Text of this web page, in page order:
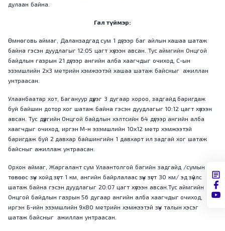
дулаан байна.
Гал түймэр:
Өмнөговь аймаг, Даланзадгад сум 1 дүгээр баг айлын хашаа шатаж
байна гэсэн дуудлагыг 12:05 цагт хүлээн авсан. Тус аймгийн Онцгой
байдлын газрын 21 дүгээр ангийн алба хаагчдыг очиход, С-ын
эзэмшлийн 2x3 метрийн хэмжээтэй хашаа шатаж байсныг ажиллан
унтраасан.
Улаанбаатар хот, Багануур дүүрэг 3 дугаар хороо, задгайд баригдаж
буй байшин дотор хог шатаж байна гэсэн дуудлагыг 10:12 цагт хүлээн
авсан. Тус дүүргийн Онцгой байдлын хэлтсийн 64 дүгээр ангийн алба
хаагчдыг очиход, иргэн М-н эзэмшлийн 10х12 метр хэмжээтэй
баригдаж буй 2 давхар байшингийн 1 давхарт ил задгай хог шатаж
байсныг ажиллаж унтраасан.
Орхон аймаг, Жаргалант сум Улаантолгой багийн задгайд /сумын
төвөөс зүүн хойд зүгт 1 км, ангийн байрлалаас зүүн зүгт 30 км/ эд зүйлс
шатаж байна гэсэн дуудлагыг 20:07 цагт хүлээн авсан.Тус аймгийн
Онцгой байдлын газрын 56 дугаар ангийн алба хаагчдыг очиход,
иргэн Б-ийн эзэмшлийн 9х80 метрийн хэмжээтэй зүүн талын хэсэг
шатаж байсныг ажиллан унтраасан.